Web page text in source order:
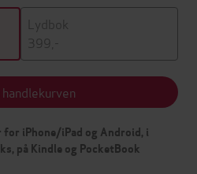
Lydbok
399,-
for iPhone/iPad og Android, i
på Kindle og PocketBook